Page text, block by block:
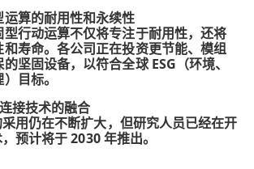
算的耐用性和永续性
型行动运算不仅将专注于耐用性，还将
和寿命。各公司正在投资更节能、模组
坚固设备，以符合全球 ESG（环境、
目标。
接技术的融合
用仍在不断扩大，但研究人员已经在开
预计将于 2030 年推出。